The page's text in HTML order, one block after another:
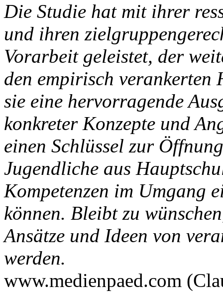
Die Studie hat mit ihrer
und ihren
Vorarbeit geleistet, der
den empirisch verankerten
sie eine hervorragende
konkreter Konzepte und
einen Schlüssel zur
Jugendliche aus
Kompetenzen im Umgang
können. Bleibt zu
Ansätze und Ideen von
werden.
www.medienpaed.com